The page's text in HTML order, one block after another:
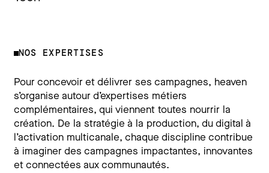
NOS EXPERTISES
Pour concevoir et délivrer ses campagnes, heaven
s’organise autour d’expertises métiers
complémentaires, qui viennent toutes nourrir la
création. De la stratégie à la production, du digital à
l’activation multicanale, chaque discipline contribue
à imaginer des campagnes impactantes, innovantes
et connectées aux communautés.